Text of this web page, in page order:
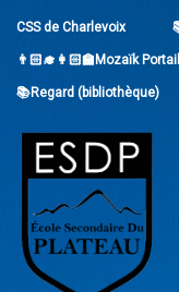
CSS de Charlevoix
👨🏻‍🎓👩🏻‍🏫Mozaïk
📚Regard (bibliothèque)